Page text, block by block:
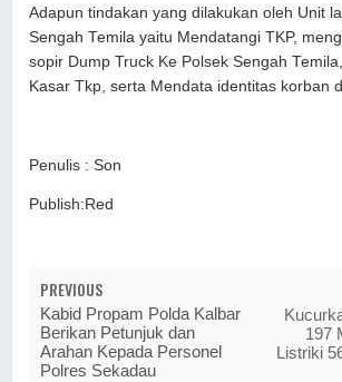
Adapun tindakan yang dilakukan oleh Unit
Sengah Temila yaitu Mendatangi TKP,
sopir Dump Truck Ke Polsek Sengah
Kasar Tkp, serta Mendata identitas korban
Penulis : Son
Publish:Red
PREVIOUS
Kabid Propam Polda Kalbar
Berikan Petunjuk dan
Arahan Kepada Personel
Polres Sekadau
197
Listriki